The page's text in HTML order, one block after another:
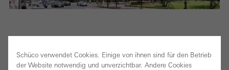
Gebäudeart: Wohnen und Leben
Schüco verwendet Cookies. Einige von ihnen sind für den Betrieb
der Website notwendig und unverzichtbar. Andere Cookies